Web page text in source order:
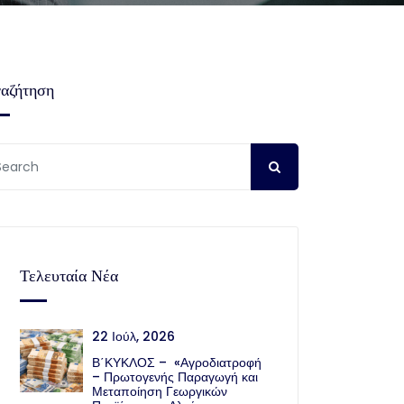
Τελευταία Νέα
22 Ιούλ, 2026
Β΄ΚΥΚΛΟΣ – «Αγροδιατροφή
– Πρωτογενής Παραγωγή και
Μεταποίηση Γεωργικών